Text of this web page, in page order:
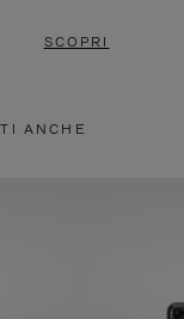
SCOPRI
ANCHE